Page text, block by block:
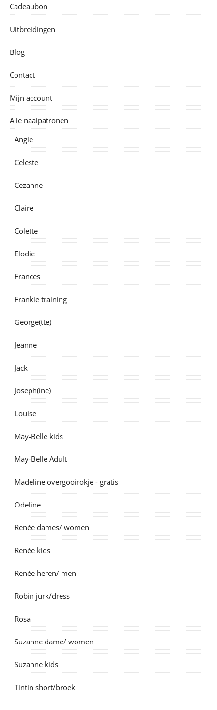
Cadeaubon
Uitbreidingen
Blog
Contact
Mijn account
Alle naaipatronen
Angie
Celeste
Cezanne
Claire
Colette
Elodie
Frances
Frankie training
George(tte)
Jeanne
Jack
Joseph(ine)
Louise
May-Belle kids
May-Belle Adult
Madeline overgooirokje - gratis
Odeline
Renée dames/ women
Renée kids
Renée heren/ men
Robin jurk/dress
Rosa
Suzanne dame/ women
Suzanne kids
Tintin short/broek